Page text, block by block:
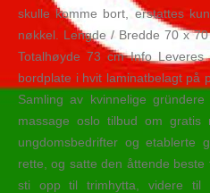
skulle komme bort, erstattes
nøkkel. Lengde / Bredde 70 x
Totalhøyde 73 cm Info
bordplate i hvit laminatbelagt på
Samling av kvinnelige
massage oslo tilbud om gratis
ungdomsbedrifter og etablerte
rette, og satte den åttende
sti opp til trimhytta, videre til